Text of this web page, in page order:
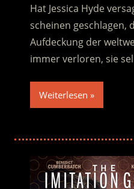
Hat Jessica Hyde
scheinen geschlagen,
Aufdeckung der
immer verloren, sie
Weiterlesen